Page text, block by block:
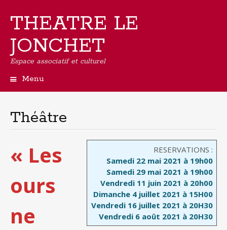
THEATRE LE
JONCHET
Espace associatif et culturel
Menu
contenu
principal
Théâtre
RESERVATIONS :
Samedi 22 mai 2021 à 19h00
Samedi 29 mai 2021 à 19h00
Vendredi 11 juin 2021 à 20h00
Dimanche 4 juillet 2021 à 15H00
Vendredi 16 juillet 2021 à 20H30
Vendredi 6 août 2021 à 20H30
« Les
ours
ne